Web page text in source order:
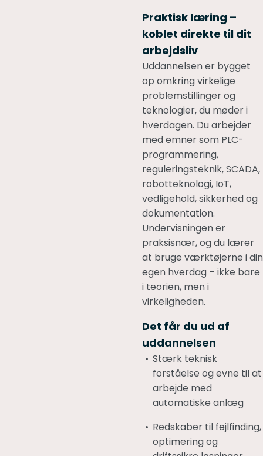
Praktisk læring –
koblet direkte til dit
arbejdsliv
Uddannelsen er bygget
op omkring virkelige
problemstillinger og
teknologier, du møder i
hverdagen. Du arbejder
med emner som PLC-
programmering,
reguleringsteknik, SCADA,
robotteknologi, IoT,
vedligehold, sikkerhed og
dokumentation.
Undervisningen er
praksisnær, og du lærer
at bruge værktøjerne i din
egen hverdag – ikke bare
i teorien, men i
virkeligheden.
Det får du ud af
uddannelsen
Stærk teknisk
forståelse og evne til at
arbejde med
automatiske anlæg
Redskaber til fejlfinding,
optimering og